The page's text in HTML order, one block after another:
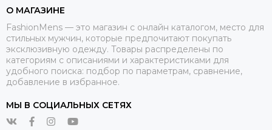
О МАГАЗИНЕ
FashionMens — это магазин с онлайн каталогом, место для
стильных мужчин, которые предпочитают покупать
эксклюзивную одежду. Товары распределены по
категориям с описаниями и характеристиками для
удобного поиска: подбор по параметрам, сравнение,
добавление в избранное.
МЫ В СОЦИАЛЬНЫХ СЕТЯХ